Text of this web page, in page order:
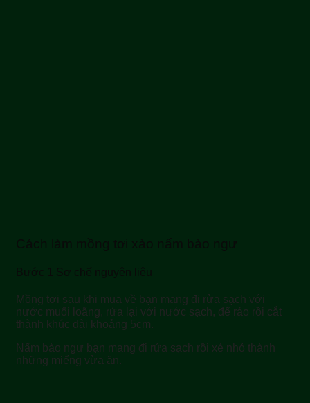
Cách làm mồng tơi xào nấm bào ngư
Bước 1 Sơ chế nguyên liệu
Mồng tơi sau khi mua về bạn mang đi rửa sạch với
nước muối loãng, rửa lại với nước sạch, để ráo rồi cắt
thành khúc dài khoảng 5cm.
Nấm bào ngư bạn mang đi rửa sạch rồi xé nhỏ thành
những miếng vừa ăn.